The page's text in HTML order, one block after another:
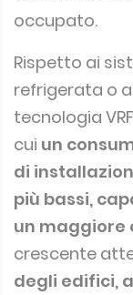
occupato.
Rispetto ai
refrigerata o
tecnologia
cui un
di
più bassi,
un maggiore
crescente
degli edifici,